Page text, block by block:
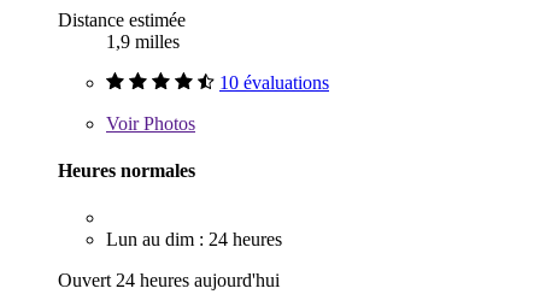
Distance estimée
1,9 milles
10 évaluations
VoirPhotos
Heures normales
Lun au dim : 24 heures
Ouvert 24 heures aujourd'hui